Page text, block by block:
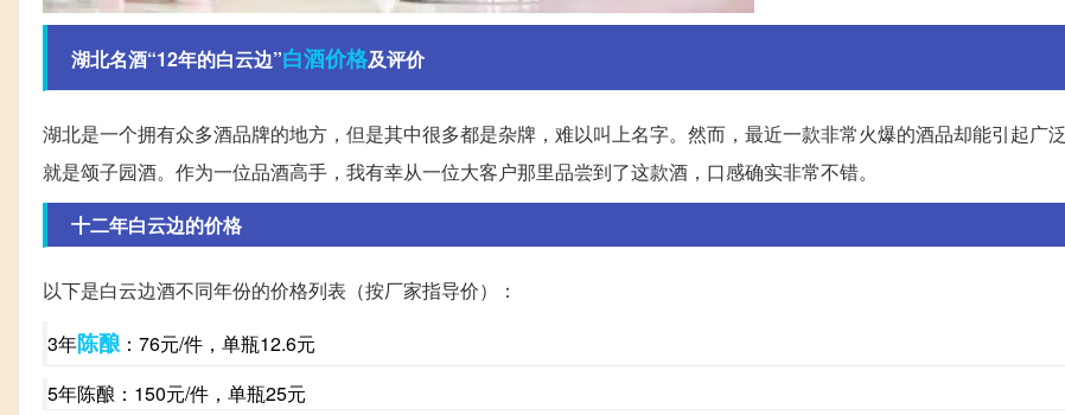
湖北名酒“12年的白云边”白酒价格及评价
湖北是一个拥有众多酒品牌的地方，但是其中很多都是杂牌，难以叫上名字。然而，最近一款非常火爆的酒品却能引起广
就是颂子园酒。作为一位品酒高手，我有幸从一位大客户那里品尝到了这款酒，口感确实非常不错。
十二年白云边的价格
以下是白云边酒不同年份的价格列表（按厂家指导价）：
3年陈酿：76元/件，单瓶12.6元
5年陈酿：150元/件，单瓶25元